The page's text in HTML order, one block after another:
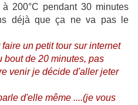
à 200°C pendant 30 minutes
déjà que ça ne va pas le
un petit tour sur internet
bout de 20 minutes, pas
venir je décide d'aller jeter
d'elle même ....(je vous